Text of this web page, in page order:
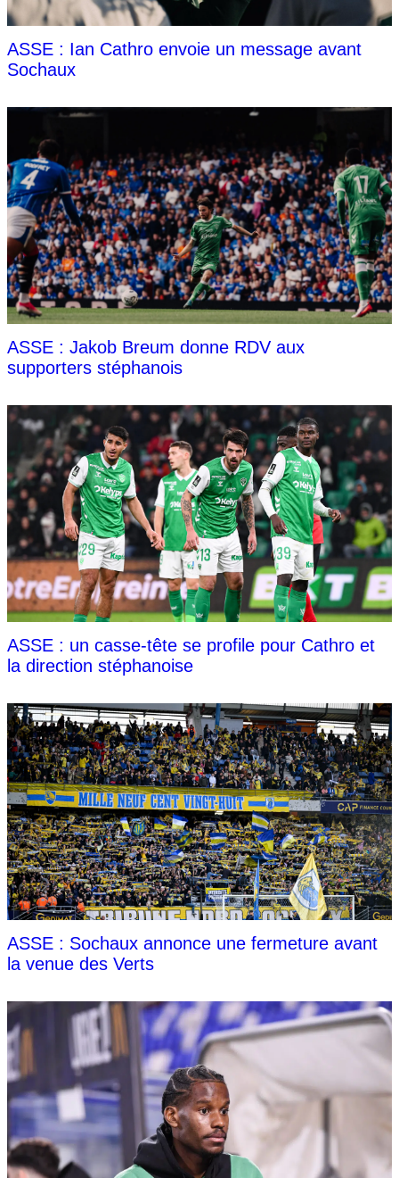
ASSE : Ian Cathro envoie un message avant
Sochaux
ASSE : Jakob Breum donne RDV aux
supporters stéphanois
ASSE : un casse-tête se profile pour Cathro et
la direction stéphanoise
ASSE : Sochaux annonce une fermeture avant
la venue des Verts